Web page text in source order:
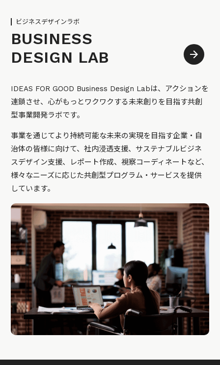
ビジネスデザインラボ
BUSINESS
DESIGN LAB
IDEAS FOR GOOD Business Design Labは、アクションを
連鎖させ、心がもっとワクワクする未来創りを目指す共創
型事業開発ラボです。
事業を通じてより持続可能な未来の実現を目指す企業・自
治体の皆様に向けて、社内浸透支援、サステナブルビジネ
スデザイン支援、レポート作成、視察コーディネートなど、
様々なニーズに応じた共創型プログラム・サービスを提供
しています。